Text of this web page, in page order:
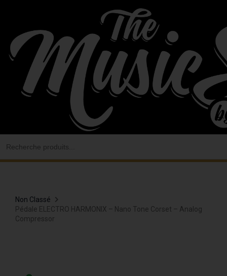
contenu
Non Classé
Pédale ELECTRO HARMONIX – Nano Tone Corset – Analog
Compressor